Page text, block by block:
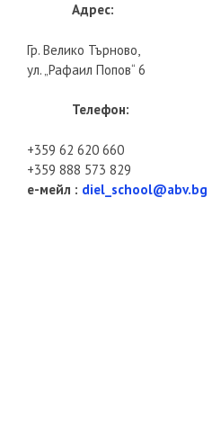
Адрес:
Гр. Велико Търново,
ул. „Рафаил Попов“ 6
Телефон:
+359 62 620 660
+359 888 573 829
е-мейл : diel_school@abv.bg